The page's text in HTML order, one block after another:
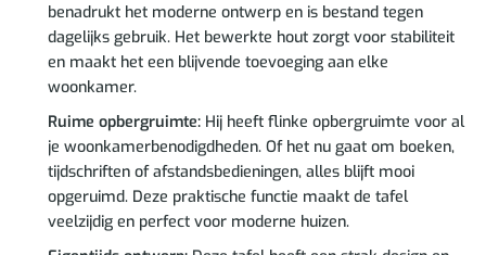
benadrukt het moderne ontwerp en is bestand tegen
dagelijks gebruik. Het bewerkte hout zorgt voor stabiliteit
en maakt het een blijvende toevoeging aan elke
woonkamer.
Ruime opbergruimte:Hij heeft flinke opbergruimte voor al
je woonkamerbenodigdheden. Of het nu gaat om boeken,
tijdschriften of afstandsbedieningen, alles blijft mooi
opgeruimd. Deze praktische functie maakt de tafel
veelzijdig en perfect voor moderne huizen.